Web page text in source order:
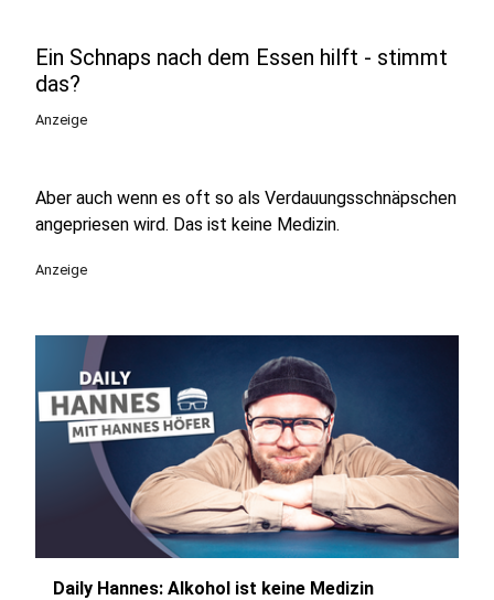
Ein Schnaps nach dem Essen hilft - stimmt
das?
Anzeige
Aber auch wenn es oft so als Verdauungsschnäpschen
angepriesen wird. Das ist keine Medizin.
Anzeige
Daily Hannes: Alkohol ist keine Medizin